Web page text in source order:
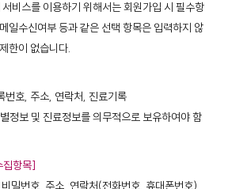
비스를 이용하기 위해서는 회원가입 시 필수항
일수신여부 등과 같은 선택 항목은 입력하지 않
한이 없습니다.
번호, 주소, 연락처, 진료기록
정보 및 진료정보를 의무적으로 보유하여야 함
집항목]
밀번호, 주소, 연락처(전화번호, 휴대폰번호)